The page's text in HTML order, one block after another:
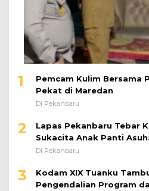
1
Pemcam Kulim Bersama
Pekat di Maredan
Di Pekanbaru
2
Lapas Pekanbaru Tebar
Sukacita Anak Panti
Bantuan Sosial
Di Pekanbaru
3
Kodam XIX Tuanku
Pengendalian Program